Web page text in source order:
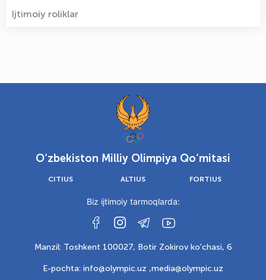
Ijtimoiy roliklar
O‘zbekiston Milliy Olimpiya Qo‘mitasi
CITIUS ALTIUS FORTIUS
Biz ijtimoiy tarmoqlarda:
Manzil: Toshkent 100027, Botir Zokirov ko'chasi, 6
E-pochta: info@olympic.uz ,media@olympic.uz